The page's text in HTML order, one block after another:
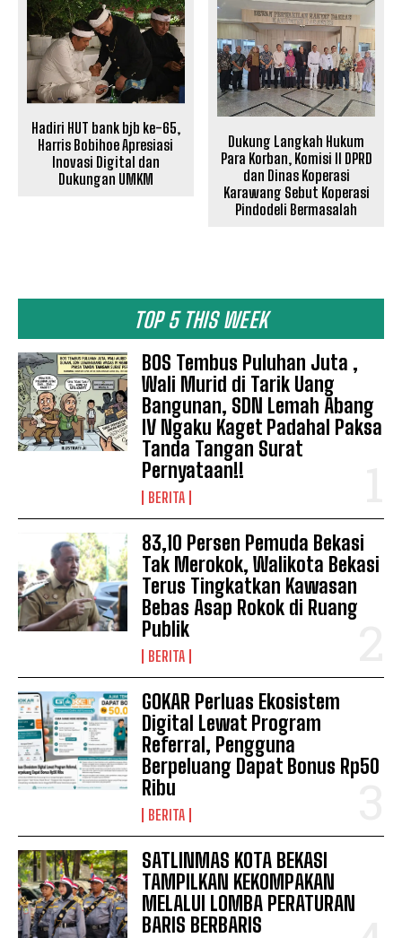
TOP 5 THIS WEEK
BOS Tembus Puluhan Juta ,
Wali Murid di Tarik Uang
Bangunan, SDN Lemah Abang
IV Ngaku Kaget Padahal Paksa
Tanda Tangan Surat
Pernyataan!!
BERITA
83,10 Persen Pemuda Bekasi
Tak Merokok, Walikota Bekasi
Terus Tingkatkan Kawasan
Bebas Asap Rokok di Ruang
Publik
BERITA
GOKAR Perluas Ekosistem
Digital Lewat Program
Referral, Pengguna
Berpeluang Dapat Bonus Rp50
Ribu
BERITA
SATLINMAS KOTA BEKASI
TAMPILKAN KEKOMPAKAN
MELALUI LOMBA PERATURAN
BARIS BERBARIS
Hadiri HUT bank bjb ke-65,
Harris Bobihoe Apresiasi
Inovasi Digital dan
Dukungan UMKM
Dukung Langkah Hukum
Para Korban, Komisi II DPRD
dan Dinas Koperasi
Karawang Sebut Koperasi
Pindodeli Bermasalah